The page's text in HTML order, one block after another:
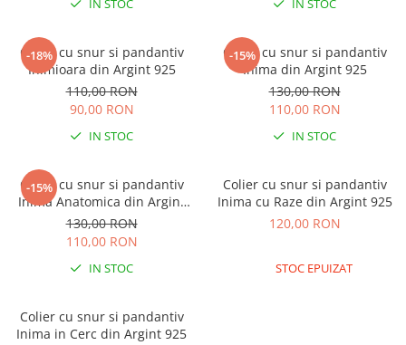
Coliere Transparente cu Cruce
Coliere Transparente cu Stea
Coliere Transparente cu Soare
Coliere Transparente cu Semilună
Coliere Transparente cu Zodii
Coliere Transparente cu Perle
Coliere Transparente cu Flori
Coliere Transparente cu Animale
Coliere Transparente cu Molecule
Coliere Transparente cu Pietre
LĂNȚIȘOARE ARGINT
Lănțișoare cu Inimioare
Brățări din Argint cu pietre
Brățări elastice cu pietre
semiprețioase
LĂNȚIȘOARE ARGINT
IN STOC IN STOC
-18%
Colier cu snur si pandantiv
Inimioara din Argint 925
110,00 RON
90,00 RON
IN STOC
-15%
Colier cu snur si pandantiv
Inima din Argint 925
130,00 RON
110,00 RON
IN STOC
-15%
Colier cu snur si pandantiv
Inima Anatomica din Argint
925
130,00 RON
110,00 RON
IN STOC
Colier cu snur si pandantiv
Inima cu Raze din Argint 925
120,00 RON
STOC EPUIZAT
Colier cu snur si pandantiv
Inima in Cerc din Argint 925